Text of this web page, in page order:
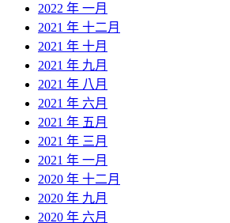
2022 年 一月
2021 年 十二月
2021 年 十月
2021 年 九月
2021 年 八月
2021 年 六月
2021 年 五月
2021 年 三月
2021 年 一月
2020 年 十二月
2020 年 九月
2020 年 六月